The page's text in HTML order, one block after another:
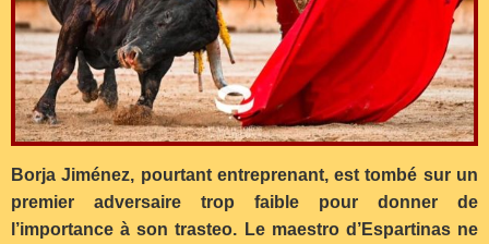
Borja Jiménez, pourtant entreprenant, est tombé sur un
premier adversaire trop faible pour donner de
l’importance à son trasteo. Le maestro d’Espartinas ne